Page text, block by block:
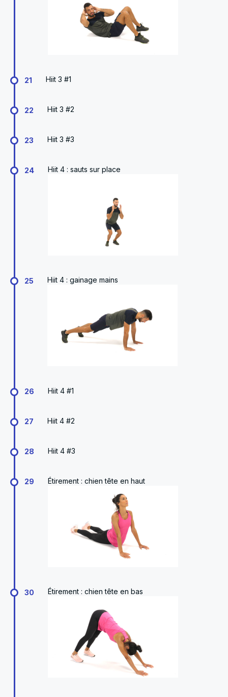
21 Hiit 3 #1
22 Hiit 3 #2
23 Hiit 3 #3
24 Hiit 4 : sauts sur place
25 Hiit 4 : gainage mains
26 Hiit 4 #1
27 Hiit 4 #2
28 Hiit 4 #3
29 Étirement : chien tête en haut
30 Étirement : chien tête en bas